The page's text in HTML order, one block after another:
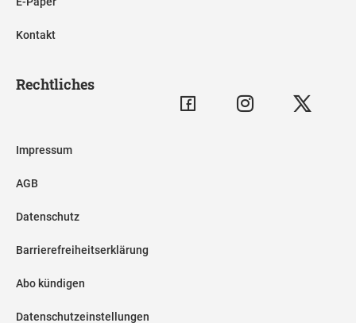
Kontakt
Rechtliches
Impressum
AGB
Datenschutz
Barrierefreiheitserklärung
Abo kündigen
Datenschutzeinstellungen